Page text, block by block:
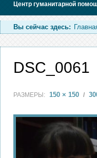
Центр гуманитарной
Вы сейчас здесь:
DSC_0061
РАЗМЕРЫ: 150 × 150 /